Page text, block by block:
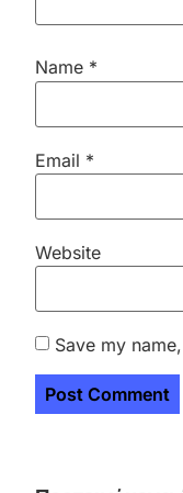
Name *
Email *
Website
Save my